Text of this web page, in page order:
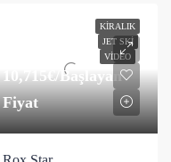
KIRALIK
JET SKI
VIDEO
10,715€/Başlayan
Fiyat